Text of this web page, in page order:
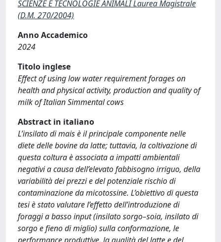
SCIENZE E TECNOLOGIE ANIMALI Laurea Magistrale
(D.M. 270/2004)
Anno Accademico
2024
Titolo inglese
Effect of using low water requirement forages on
health and physical activity, production and quality of
milk of Italian Simmental cows
Abstract in italiano
L’insilato di mais è il principale componente nelle
diete delle bovine da latte; tuttavia, la coltivazione di
questa coltura è associata a impatti ambientali
negativi a causa dell’elevato fabbisogno irriguo, della
variabilità dei prezzi e del potenziale rischio di
contaminazione da micotossine. L’obiettivo di questa
tesi è stato valutare l’effetto dell’introduzione di
foraggi a basso input (insilato sorgo–soia, insilato di
sorgo e fieno di miglio) sulla conformazione, le